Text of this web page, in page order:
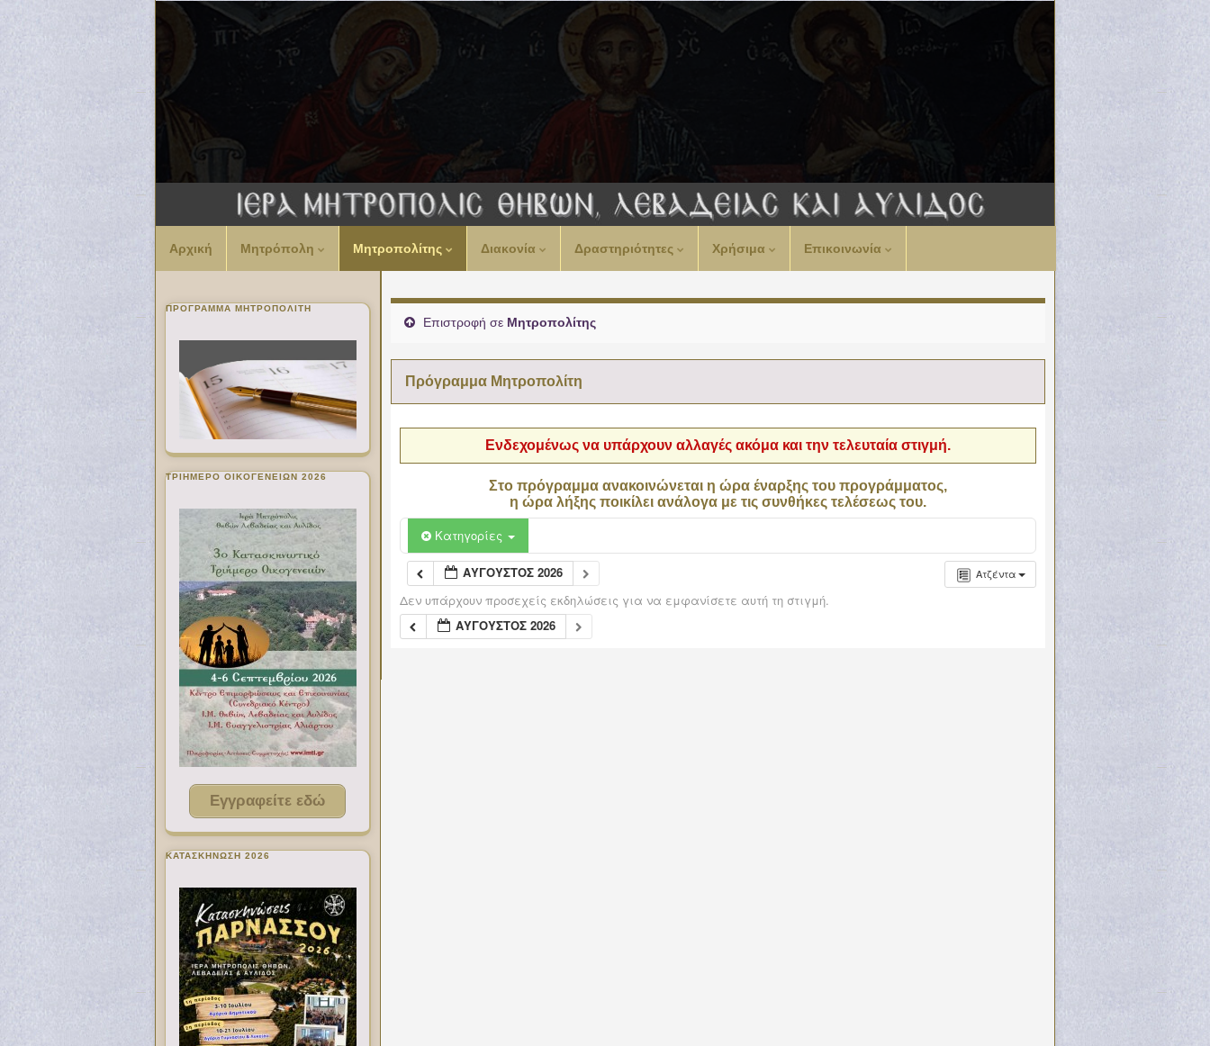
Αρχική Μητρόπολη Μητροπολίτης Διακονία Δραστηριότητες Χρήσιμα Επικοινωνία
Επιστροφή σε Μητροπολίτης
Πρόγραμμα Μητροπολίτη
Ενδεχομένως να υπάρχουν αλλαγές ακόμα και την τελευταία στιγμή.
Στο πρόγραμμα ανακοινώνεται η ώρα έναρξης του προγράμματος,
η ώρα λήξης ποικίλει ανάλογα με τις συνθήκες τελέσεως του.
Κατηγορίες
Ατζέντα
ΑΎΓΟΥΣΤΟΣ 2026
Δεν υπάρχουν προσεχείς εκδηλώσεις για να εμφανίσετε αυτή τη στιγμή.
ΑΎΓΟΥΣΤΟΣ 2026
ΠΡΌΓΡΑΜΜΑ ΜΗΤΡΟΠΟΛΊΤΗ
ΤΡΙΗΜΕΡΟ ΟΙΚΟΓΕΝΕΙΩΝ 2026
Εγγραφείτε εδώ
ΚΑΤΑΣΚΗΝΩΣΗ 2026